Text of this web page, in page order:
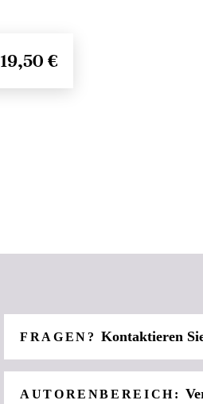
19,50 €
FRAGEN?Kontaktieren
AUTORENBEREICH: